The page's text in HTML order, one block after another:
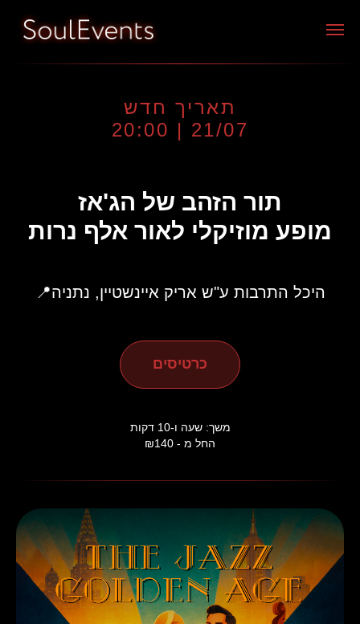
תאריך חדש
21/07 | 20:00
תור הזהב של הג'אז
מופע מוזיקלי לאור אלף נרות
היכל התרבות ע"ש אריק איינשטיין, נתניה📍
כרטיסים
משך: שעה ו-10 דקות
החל מ - ₪140